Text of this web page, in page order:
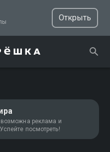
Открыть
реклама и
посмотреть!